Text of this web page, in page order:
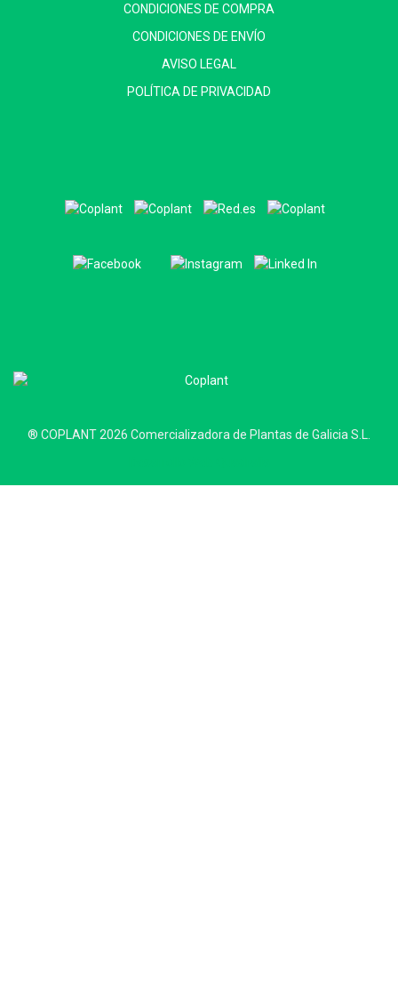
CONDICIONES DE COMPRA
CONDICIONES DE ENVÍO
AVISO LEGAL
POLÍTICA DE PRIVACIDAD
® COPLANT 2026 Comercializadora de Plantas de Galicia S.L.